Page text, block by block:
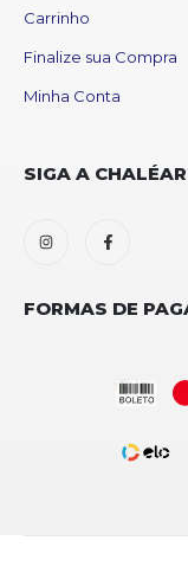
Carrinho
Finalize sua Compra
Minha Conta
SIGA A
FORMAS DE